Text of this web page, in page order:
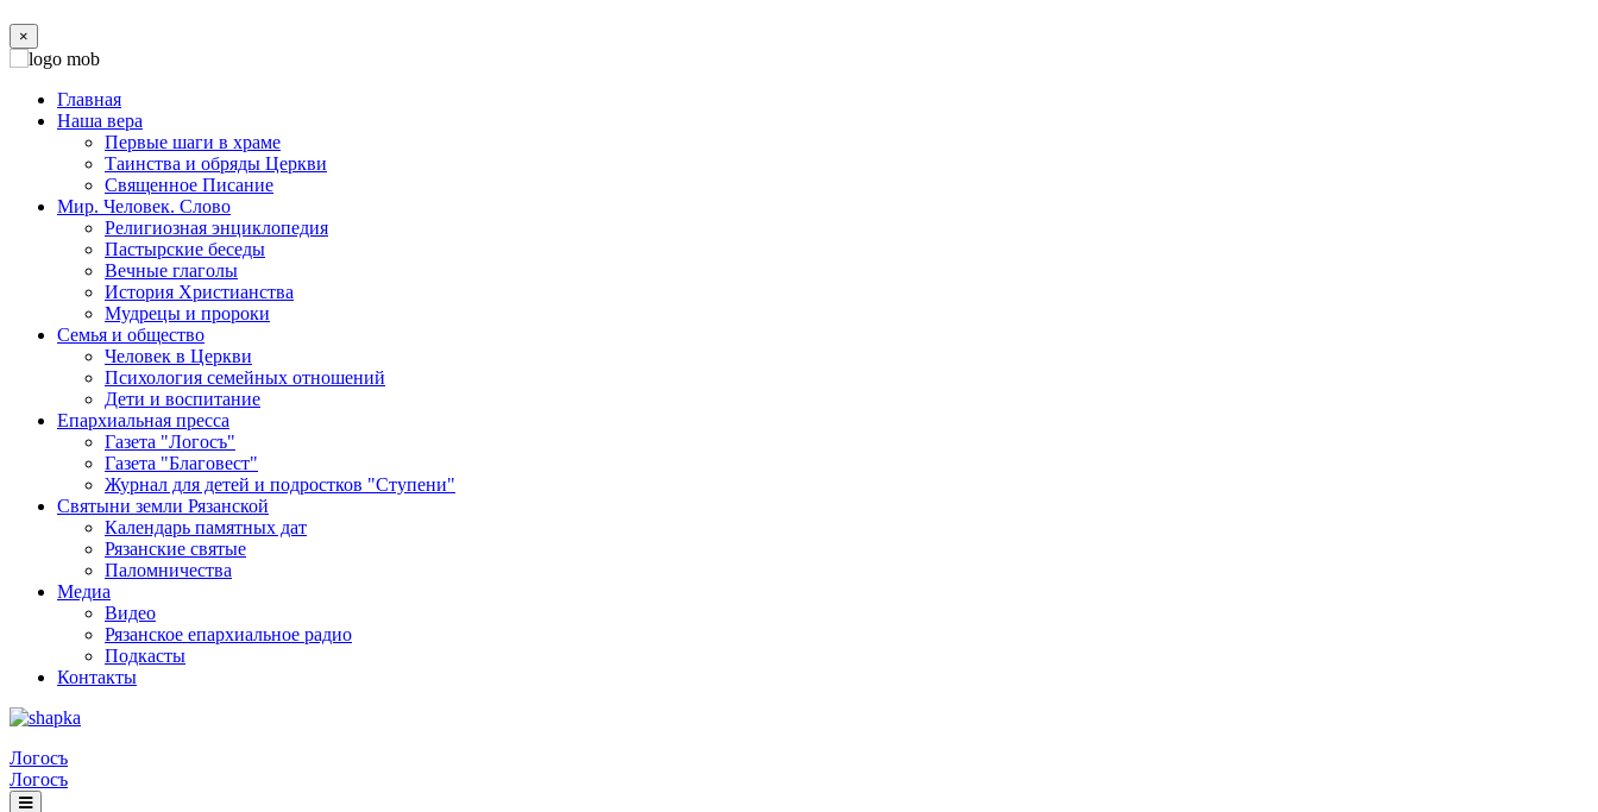
×
Главная
Наша вера
Первые шаги в храме
Таинства и обряды Церкви
Священное Писание
Мир. Человек. Слово
Религиозная энциклопедия
Пастырские беседы
Вечные глаголы
История Христианства
Мудрецы и пророки
Семья и общество
Человек в Церкви
Психология семейных отношений
Дети и воспитание
Епархиальная пресса
Газета "Логосъ"
Газета "Благовест"
Журнал для детей и подростков "Ступени"
Святыни земли Рязанской
Календарь памятных дат
Рязанские святые
Паломничества
Медиа
Видео
Рязанское епархиальное радио
Подкасты
Контакты
Логосъ
Логосъ